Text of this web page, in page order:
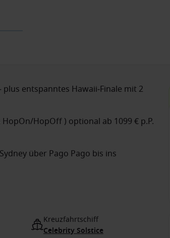
entspanntes Hawaii‑Finale mit 2
HopOff ) optional ab 1099 € p.P.
über Pago Pago bis ins
Kreuzfahrtschiff
Celebrity Solstice